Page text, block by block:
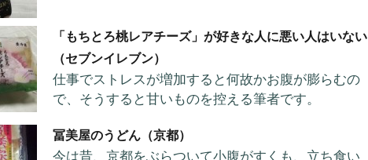
「もちとろ桃レアチーズ」が好きな人に悪い人はいない
（セブンイレブン）
仕事でストレスが増加すると何故かお腹が膨らむの
で、そうすると甘いものを控える筆者です。
冨美屋のうどん（京都）
今は昔、京都をぶらついて小腹がすくも、立ち食い